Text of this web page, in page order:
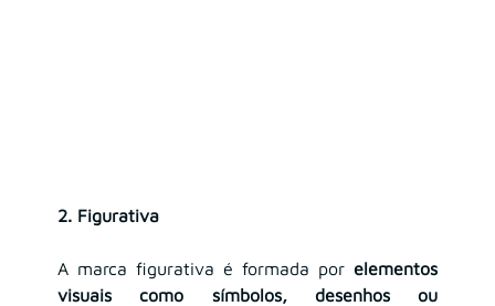
2. Figurativa
A marca figurativa é formada por elementos
visuais como símbolos, desenhos ou